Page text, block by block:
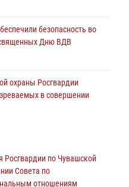
безопасность во
Дню ВДВ
охраны Росгвардии
в совершении
Росгвардии по Чувашской
Совета по
отношениям